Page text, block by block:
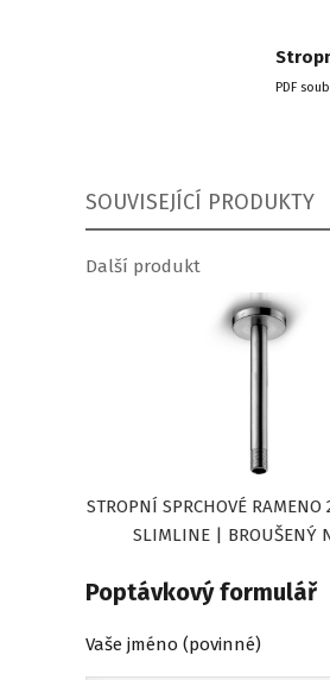
PDF
SOUVISEJÍCÍ PRODUKTY
Další produkt
STROPNÍ SPRCHOVÉ RAMENO
SLIMLINE | BROUŠENÝ
Poptávkový formulář
Vaše jméno (povinné)